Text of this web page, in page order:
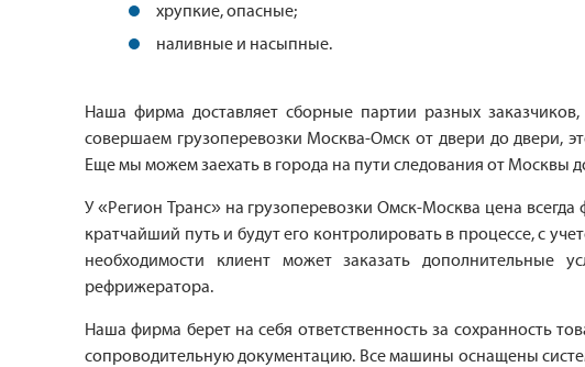
хрупкие, опасные;
наливные и насыпные.
Наша фирма доставляет сборные партии разных
совершаем грузоперевозки Москва-Омск от двери до двери,
Еще мы можем заехать в города на пути следования от Москвы
У «Регион Транс» на грузоперевозки Омск-Москва цена
кратчайший путь и будут его контролировать в процессе, с
необходимости клиент может заказать дополнительные
рефрижератора.
Наша фирма берет на себя ответственность за сохранность
сопроводительную документацию. Все машины оснащены